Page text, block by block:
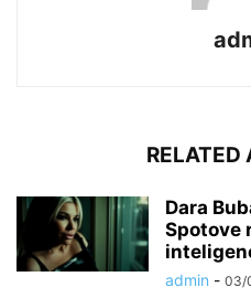
RELATED
Dara
Spotove
admin - 03/